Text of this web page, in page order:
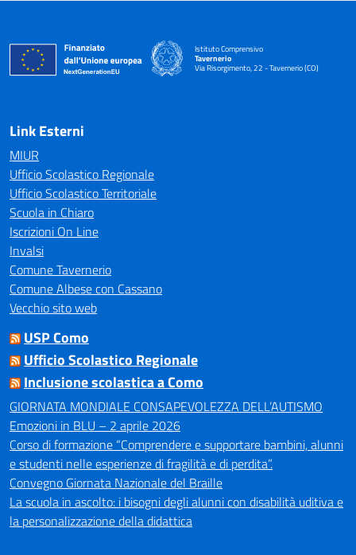
Istituto Comprensivo
Tavernerio
Via Risorgimento, 22 - Tavernerio (CO)
— Visita la pagina iniziale della scuola
Link Esterni
MIUR
Ufficio Scolastico Regionale
Ufficio Scolastico Territoriale
Scuola in Chiaro
Iscrizioni On Line
Invalsi
Comune Tavernerio
Comune Albese con Cassano
Vecchio sito web
USP Como
Ufficio Scolastico Regionale
Inclusione scolastica a Como
GIORNATA MONDIALE CONSAPEVOLEZZA DELL’AUTISMO
Emozioni in BLU – 2 aprile 2026
Corso di formazione “Comprendere e supportare bambini, alunni
e studenti nelle esperienze di fragilità e di perdita”.
Convegno Giornata Nazionale del Braille
La scuola in ascolto: i bisogni degli alunni con disabilità uditiva e
la personalizzazione della didattica